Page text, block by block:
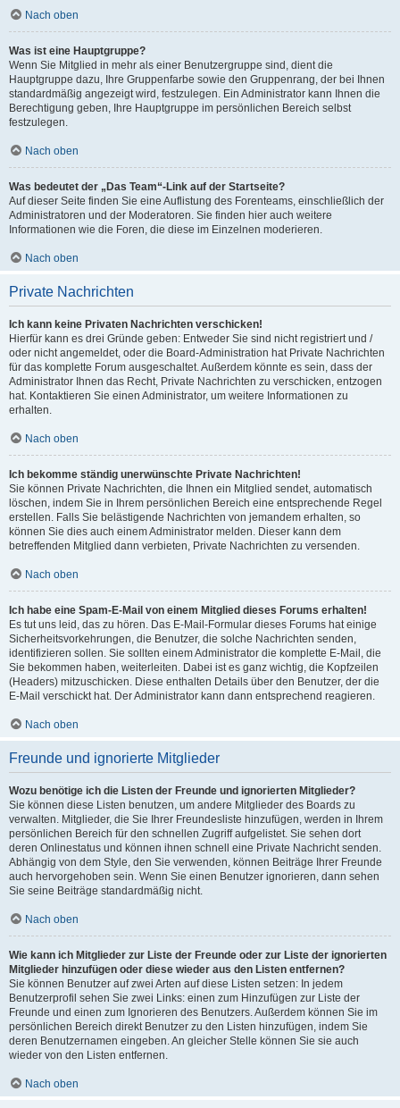
Nach oben
Was ist eine Hauptgruppe?
Wenn Sie Mitglied in mehr als einer Benutzergruppe sind, dient die
Hauptgruppe dazu, Ihre Gruppenfarbe sowie den Gruppenrang, der bei Ihnen
standardmäßig angezeigt wird, festzulegen. Ein Administrator kann Ihnen die
Berechtigung geben, Ihre Hauptgruppe im persönlichen Bereich selbst
festzulegen.
Nach oben
Was bedeutet der „Das Team“-Link auf der Startseite?
Auf dieser Seite finden Sie eine Auflistung des Forenteams, einschließlich der
Administratoren und der Moderatoren. Sie finden hier auch weitere
Informationen wie die Foren, die diese im Einzelnen moderieren.
Nach oben
Private Nachrichten
Ich kann keine Privaten Nachrichten verschicken!
Hierfür kann es drei Gründe geben: Entweder Sie sind nicht registriert und /
oder nicht angemeldet, oder die Board-Administration hat Private Nachrichten
für das komplette Forum ausgeschaltet. Außerdem könnte es sein, dass der
Administrator Ihnen das Recht, Private Nachrichten zu verschicken, entzogen
hat. Kontaktieren Sie einen Administrator, um weitere Informationen zu
erhalten.
Nach oben
Ich bekomme ständig unerwünschte Private Nachrichten!
Sie können Private Nachrichten, die Ihnen ein Mitglied sendet, automatisch
löschen, indem Sie in Ihrem persönlichen Bereich eine entsprechende Regel
erstellen. Falls Sie belästigende Nachrichten von jemandem erhalten, so
können Sie dies auch einem Administrator melden. Dieser kann dem
betreffenden Mitglied dann verbieten, Private Nachrichten zu versenden.
Nach oben
Ich habe eine Spam-E-Mail von einem Mitglied dieses Forums erhalten!
Es tut uns leid, das zu hören. Das E-Mail-Formular dieses Forums hat einige
Sicherheitsvorkehrungen, die Benutzer, die solche Nachrichten senden,
identifizieren sollen. Sie sollten einem Administrator die komplette E-Mail, die
Sie bekommen haben, weiterleiten. Dabei ist es ganz wichtig, die Kopfzeilen
(Headers) mitzuschicken. Diese enthalten Details über den Benutzer, der die
E-Mail verschickt hat. Der Administrator kann dann entsprechend reagieren.
Nach oben
Freunde und ignorierte Mitglieder
Wozu benötige ich die Listen der Freunde und ignorierten Mitglieder?
Sie können diese Listen benutzen, um andere Mitglieder des Boards zu
verwalten. Mitglieder, die Sie Ihrer Freundesliste hinzufügen, werden in Ihrem
persönlichen Bereich für den schnellen Zugriff aufgelistet. Sie sehen dort
deren Onlinestatus und können ihnen schnell eine Private Nachricht senden.
Abhängig von dem Style, den Sie verwenden, können Beiträge Ihrer Freunde
auch hervorgehoben sein. Wenn Sie einen Benutzer ignorieren, dann sehen
Sie seine Beiträge standardmäßig nicht.
Nach oben
Wie kann ich Mitglieder zur Liste der Freunde oder zur Liste der ignorierten
Mitglieder hinzufügen oder diese wieder aus den Listen entfernen?
Sie können Benutzer auf zwei Arten auf diese Listen setzen: In jedem
Benutzerprofil sehen Sie zwei Links: einen zum Hinzufügen zur Liste der
Freunde und einen zum Ignorieren des Benutzers. Außerdem können Sie im
persönlichen Bereich direkt Benutzer zu den Listen hinzufügen, indem Sie
deren Benutzernamen eingeben. An gleicher Stelle können Sie sie auch
wieder von den Listen entfernen.
Nach oben